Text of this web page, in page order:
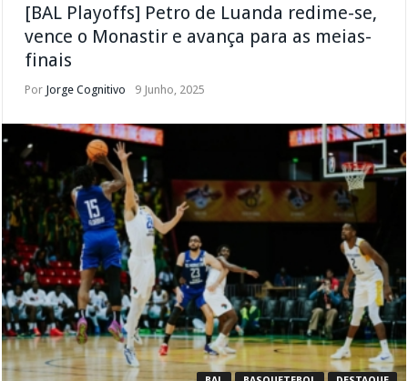
[BAL Playoffs] Petro de Luanda redime-se,
vence o Monastir e avança para as meias-
finais
Por Jorge Cognitivo 9 Junho, 2025